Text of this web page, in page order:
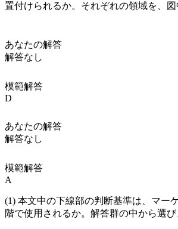
置付けられるか。それぞれの領域を、図
あなたの解答
解答なし
模範解答
D
あなたの解答
解答なし
模範解答
A
(1) 本文中の下線部の判断基準は、マー
階で使用されるか。解答群の中から選び